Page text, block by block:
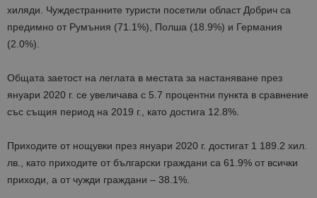
хиляди. Чуждестранните туристи посетили област Добрич са
предимно от Румъния (71.1%), Полша (18.9%) и Германия
(2.0%).
Общата заетост на леглата в местата за настаняване през
януари 2020 г. се увеличава с 5.7 процентни пункта в сравнение
със същия период на 2019 г., като достига 12.8%.
Приходите от нощувки през януари 2020 г. достигат 1 189.2 хил.
лв., като приходите от български граждани са 61.9% от всички
приходи, а от чужди граждани – 38.1%.